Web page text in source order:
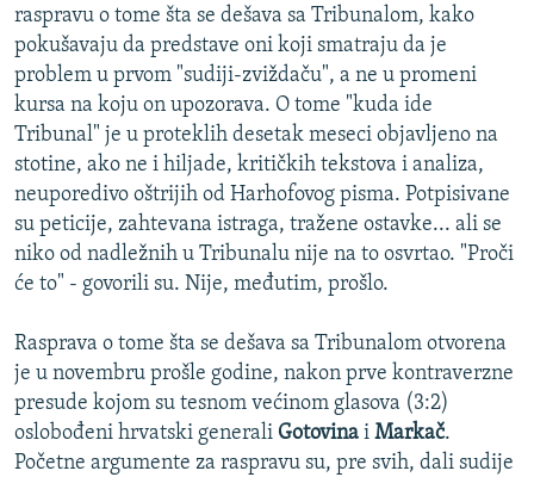
raspravu o tome šta se dešava sa Tribunalom, kako
pokušavaju da predstave oni koji smatraju da je
problem u prvom "sudiji-zviždaču", a ne u promeni
kursa na koju on upozorava. O tome "kuda ide
Tribunal" je u proteklih desetak meseci objavljeno na
stotine, ako ne i hiljade, kritičkih tekstova i analiza,
neuporedivo oštrijih od Harhofovog pisma. Potpisivane
su peticije, zahtevana istraga, tražene ostavke... ali se
niko od nadležnih u Tribunalu nije na to osvrtao. "Proči
će to" - govorili su. Nije, međutim, prošlo.
Rasprava o tome šta se dešava sa Tribunalom otvorena
je u novembru prošle godine, nakon prve kontraverzne
presude kojom su tesnom većinom glasova (3:2)
oslobođeni hrvatski generali Gotovina i Markač.
Početne argumente za raspravu su, pre svih, dali sudije